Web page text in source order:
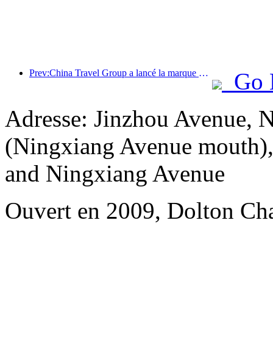
Prev:China Travel Group a lancé la marque « China Travel Good Times » pour se développer sur le marché du tourisme senior.
Go
Adresse: Jinzhou Avenue,
(Ningxiang Avenue
and Ningxiang Avenue
Ouvert en 2009, Dolton